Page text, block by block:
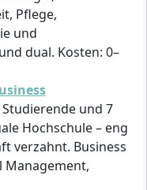
Pflege,
und
dual. Kosten: 0–
Studierende und 7
Hochschule – eng
verzahnt. Business